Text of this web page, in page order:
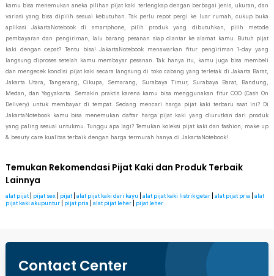
kamu bisa menemukan aneka pilihan pijat kaki terlengkap dengan berbagai jenis, ukuran, dan
variasi yang bisa dipilih sesuai kebutuhan. Tak perlu repot pergi ke luar rumah, cukup buka
aplikasi JakartaNotebook di smartphone, pilih produk yang dibutuhkan, pilih metode
pembayaran dan pengiriman, lalu barang pesanan siap diantar ke alamat kamu. Butuh pijat
kaki dengan cepat? Tentu bisa! JakartaNotebook menawarkan fitur pengiriman 1-day yang
langsung diproses setelah kamu membayar pesanan. Tak hanya itu, kamu juga bisa membeli
dan mengecek kondisi pijat kaki secara langsung di toko cabang yang terletak di Jakarta Barat,
Jakarta Utara, Tangerang, Cikupa, Semarang, Surabaya Timur, Surabaya Barat, Bandung,
Medan, dan Yogyakarta. Semakin praktis karena kamu bisa menggunakan fitur COD (Cash On
Delivery) untuk membayar di tempat. Sedang mencari harga pijat kaki terbaru saat ini? Di
JakartaNotebook kamu bisa menemukan daftar harga pijat kaki yang diurutkan dari produk
yang paling sesuai untukmu. Tunggu apa lagi? Temukan koleksi pijat kaki dan fashion, make up
& beauty care kualitas terbaik dengan harga termurah hanya di JakartaNotebook!
Temukan Rekomendasi Pijat Kaki dan Produk Terbaik
Lainnya
alat pijat pijat sex pijat alat pijat kaki dari kayu alat pijat kaki listrik getar alat pijat pria
alat
pijat kaki akupuntur
pijat pria alat pijat leher pijat leher
Contact Center